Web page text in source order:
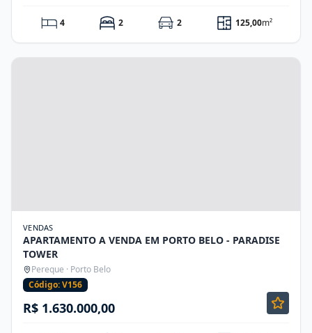
4 2 2 125,00m²
VENDAS
APARTAMENTO A VENDA EM PORTO BELO - PARADISE
TOWER
Pereque · Porto Belo
Código: V156
R$ 1.630.000,00